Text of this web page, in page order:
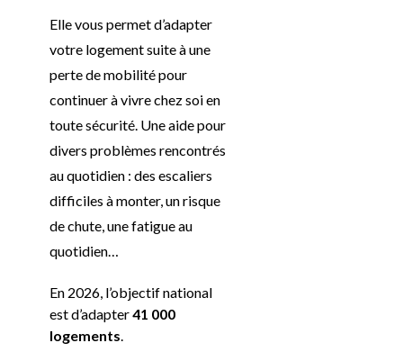
Elle vous permet d’adapter
votre logement suite à une
perte de mobilité pour
continuer à vivre chez soi en
toute sécurité. Une aide pour
divers problèmes rencontrés
au quotidien : des escaliers
difficiles à monter, un risque
de chute, une fatigue au
quotidien…
En 2026, l’objectif national
est d’adapter41 000
logements.